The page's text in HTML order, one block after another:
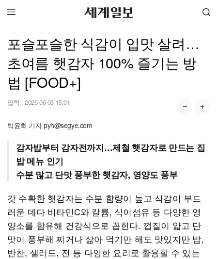
포슬포슬한 식감이 입맛 살려…
초여름 햇감자 100% 즐기는 방
법 [FOOD+]
입력 : 2026-06-03 15:01
박윤희 기자 pyh@segye.com
감자밥부터 감자전까지…제철 햇감자로 만드는 집
밥 메뉴 인기
수분 많고 단맛 풍부한 햇감자, 영양도 풍부
갓 수확한 햇감자는 수분 함량이 높고 식감이 부드
러운 데다 비타민C와 칼륨, 식이섬유 등 다양한 영
양소를 함유해 건강식으로 꼽힌다. 껍질이 얇고 단
맛이 풍부해 찌거나 삶아 먹기만 해도 맛있지만 밥,
반찬, 샐러드, 전 등 다양한 요리로 활용할 수 있는